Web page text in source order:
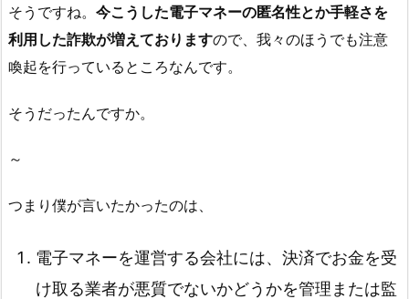
そうですね。 今こうした電子マネーの匿名性とか手軽さを
利用した詐欺が増えておりますので、我々のほうでも注意
喚起を行っているところなんです。
そうだったんですか。
～
つまり僕が言いたかったのは、
電子マネーを運営する会社には、決済でお金を受
け取る業者が悪質でないかどうかを管理または監